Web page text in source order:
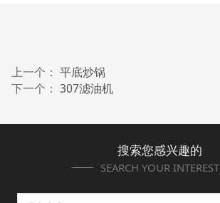
上一个： 平底炒锅
下一个： 307滤油机
搜索您感兴趣的
SEARCH YOUR INTEREST